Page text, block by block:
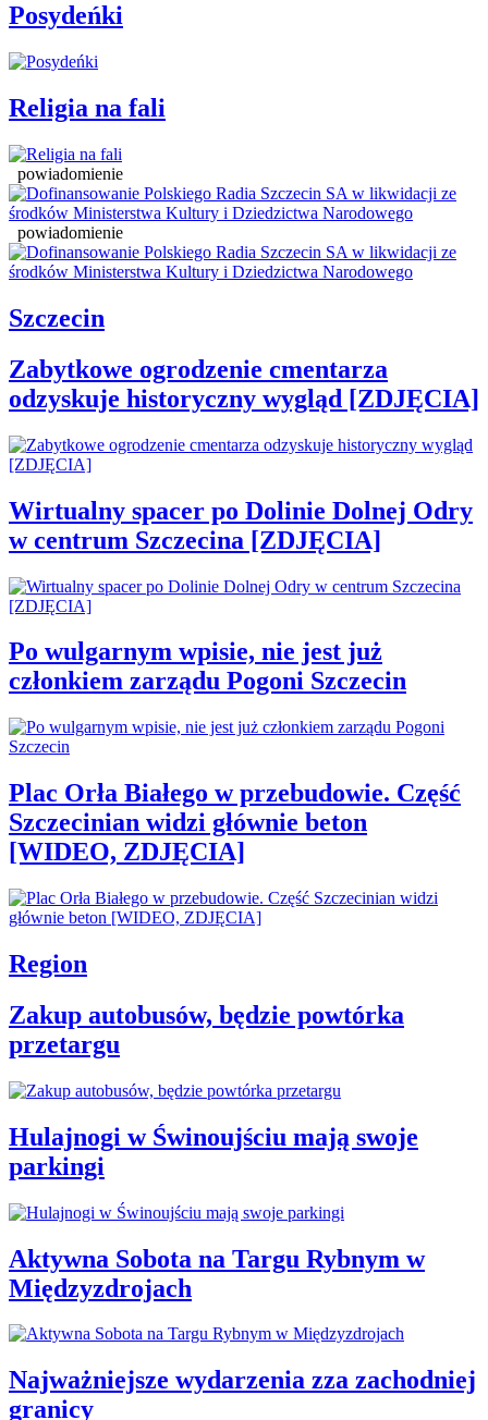
Posydeńki
Religia na fali
powiadomienie
powiadomienie
Szczecin
Zabytkowe ogrodzenie cmentarza
odzyskuje historyczny wygląd [ZDJĘCIA]
Wirtualny spacer po Dolinie Dolnej Odry
w centrum Szczecina [ZDJĘCIA]
Po wulgarnym wpisie, nie jest już
członkiem zarządu Pogoni Szczecin
Plac Orła Białego w przebudowie. Część
Szczecinian widzi głównie beton
[WIDEO, ZDJĘCIA]
Region
Zakup autobusów, będzie powtórka
przetargu
Hulajnogi w Świnoujściu mają swoje
parkingi
Aktywna Sobota na Targu Rybnym w
Międzyzdrojach
Najważniejsze wydarzenia zza zachodniej
granicy